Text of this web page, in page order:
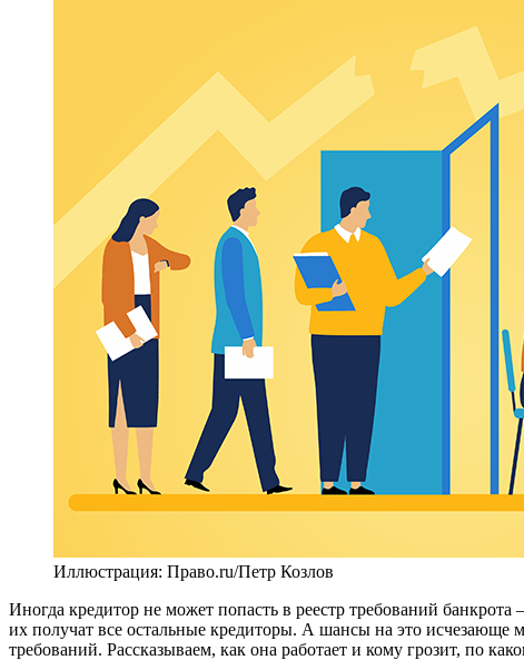
Иллюстрация: Право.ru/Петр Козлов
Иногда кредитор не может попасть в реестр требований
их получат все остальные кредиторы. А шансы на это исчезающе
требований. Рассказываем, как она работает и кому грозит, по